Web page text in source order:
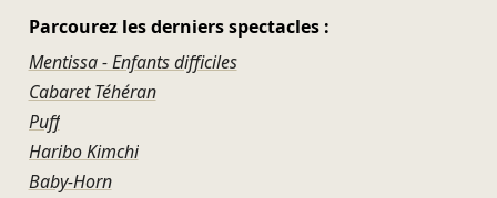
Parcourez les derniers spectacles :
Mentissa - Enfants difficiles
Cabaret Téhéran
Puff
Haribo Kimchi
Baby-Horn